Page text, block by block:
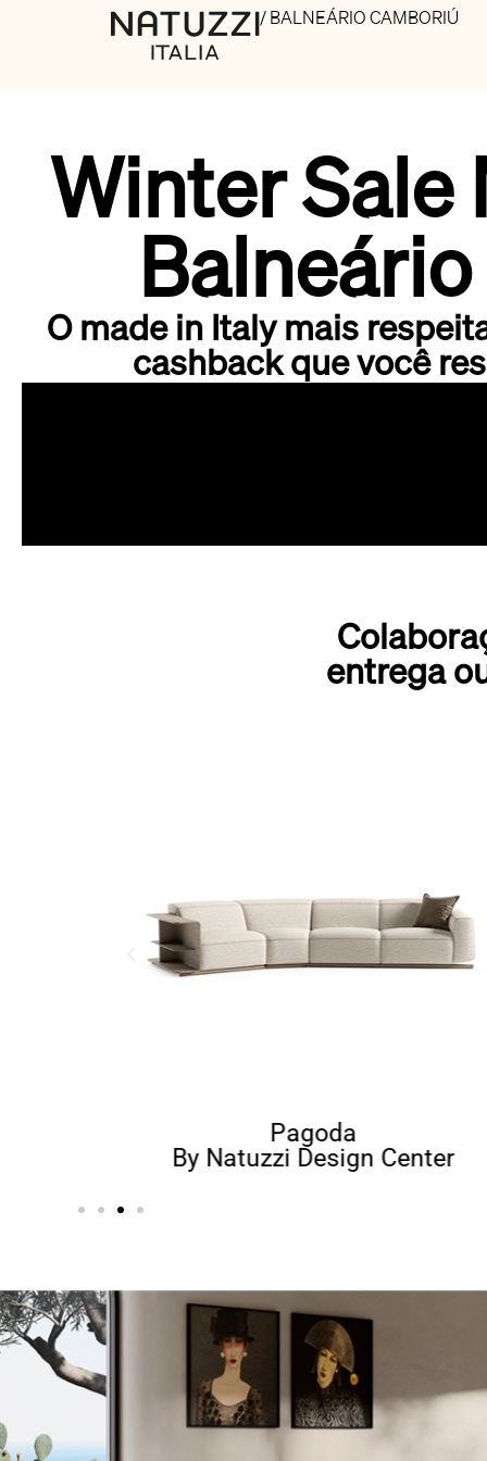
/ BALNEÁRIO CAMBORIÚ
Winter Sale
O made in Italy mais
cashback que você
entrega
Pagoda
By Natuzzi Design Center